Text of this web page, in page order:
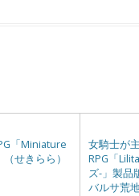
「Miniature
せきらら）
女騎士が
RPG「
ズ-」製品
バルサ荒地